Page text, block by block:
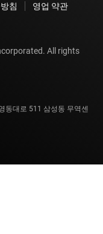
침
영업 약관
All rights
동대로 511 삼성동 무역센